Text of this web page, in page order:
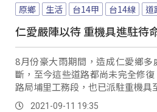
原鄉 生活 台14甲 台14線 道
仁愛嚴陣以待 重機具進駐待
8月份豪大雨期間，造成仁愛鄉
斷，至今這些道路都尚未完全修
路局埔里工務段，也已派駐重機具
2021-09-11 19:35